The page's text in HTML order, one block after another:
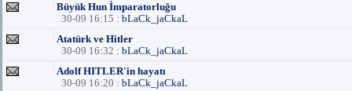
Büyük Hun İmparatorluğu
30-09 16:15 : bLaCk_jaCkaL
Atatürk ve Hitler
30-09 16:32 : bLaCk_jaCkaL
Adolf HITLER'in hayatı
30-09 16:20 : bLaCk_jaCkaL